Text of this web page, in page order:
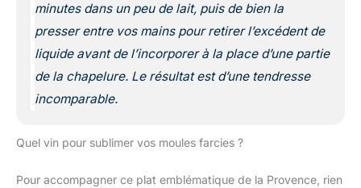
minutes dans un peu de lait, puis de bien la
presser entre vos mains pour retirer l’excédent de
liquide avant de l’incorporer à la place d’une partie
de la chapelure. Le résultat est d’une tendresse
incomparable.
Quel vin pour sublimer vos moules farcies ?
Pour accompagner ce plat emblématique de la Provence, rien